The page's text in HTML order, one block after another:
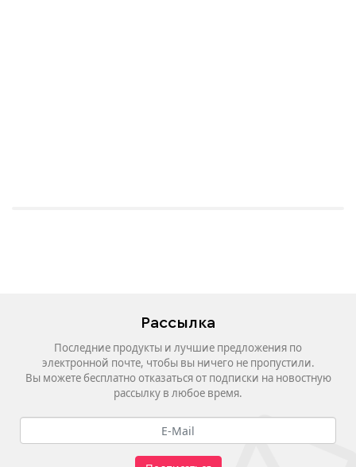
Рассылка
Последние продукты и лучшие предложения по
электронной почте, чтобы вы ничего не пропустили.
Вы можете бесплатно отказаться от подписки на новостную
рассылку в любое время.